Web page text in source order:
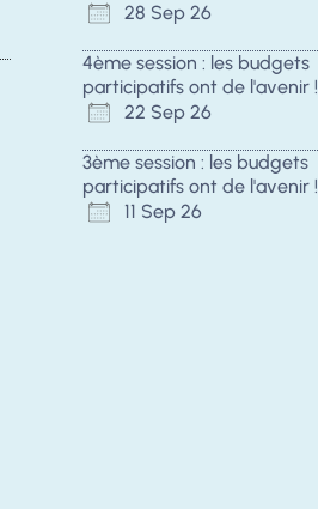
28 Sep 26
4ème session : les budgets
participatifs ont de l'avenir !
22 Sep 26
3ème session : les budgets
participatifs ont de l'avenir !
11 Sep 26